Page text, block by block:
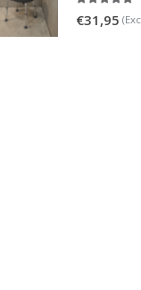
€31,95